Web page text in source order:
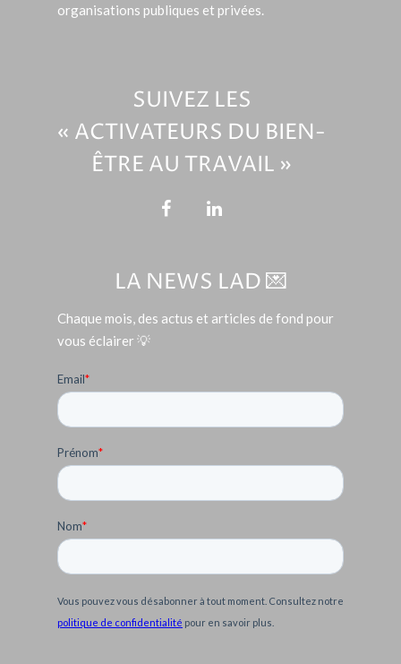
organisations publiques et privées.
SUIVEZ LES
« ACTIVATEURS DU BIEN-
ÊTRE AU TRAVAIL »
LA NEWS LAD 💌
Chaque mois, des actus et articles de fond pour
vous éclairer 💡